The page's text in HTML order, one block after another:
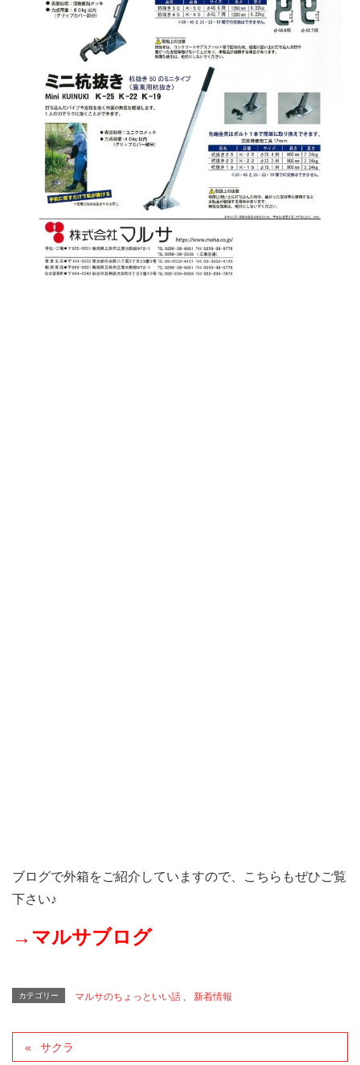
ブログで外箱をご紹介していますので、こちらもぜひご覧
下さい♪
→マルサブログ
カテゴリー マルサのちょっといい話 、 新着情報
サクラ